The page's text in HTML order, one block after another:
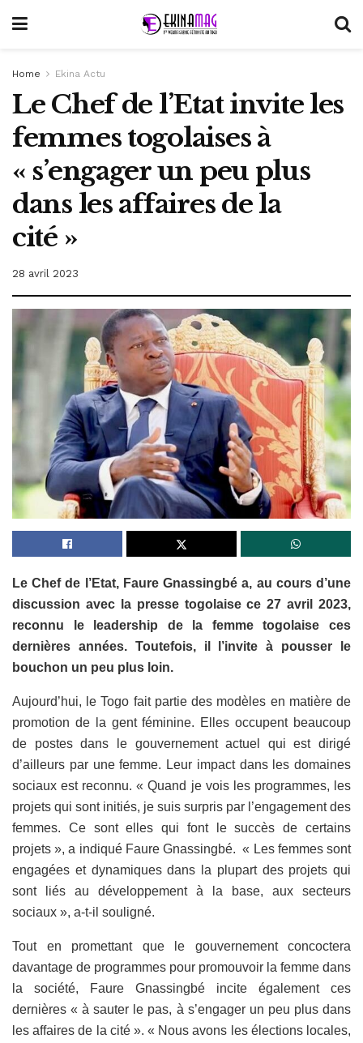
Home Ekina Actu
Le Chef de l’Etat invite les
femmes togolaises à
« s’engager un peu plus
dans les affaires de la
cité »
28 avril 2023
Le Chef de l’Etat, Faure Gnassingbé a, au cours d’une
discussion avec la presse togolaise ce 27 avril 2023,
reconnu le leadership de la femme togolaise ces
dernières années. Toutefois, il l’invite à pousser le
bouchon un peu plus loin.
Aujourd’hui, le Togo fait partie des modèles en matière de
promotion de la gent féminine. Elles occupent beaucoup
de postes dans le gouvernement actuel qui est dirigé
d’ailleurs par une femme. Leur impact dans les domaines
sociaux est reconnu. « Quand je vois les programmes, les
projets qui sont initiés, je suis surpris par l’engagement des
femmes. Ce sont elles qui font le succès de certains
projets », a indiqué Faure Gnassingbé. « Les femmes sont
engagées et dynamiques dans la plupart des projets qui
sont liés au développement à la base, aux secteurs
sociaux », a-t-il souligné.
Tout en promettant que le gouvernement concoctera
davantage de programmes pour promouvoir la femme dans
la société, Faure Gnassingbé incite également ces
dernières « à sauter le pas, à s’engager un peu plus dans
les affaires de la cité ». « Nous avons les élections locales,